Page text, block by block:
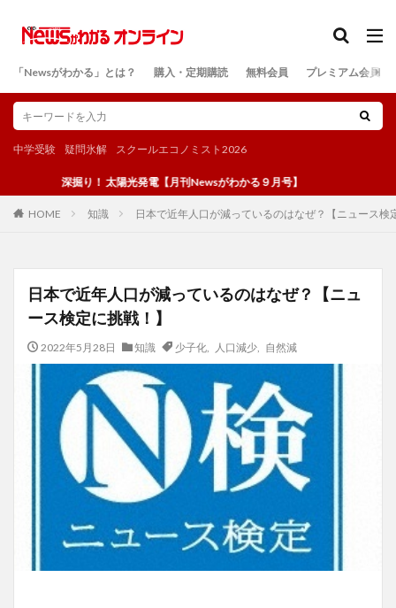
「Newsがわかる」とは？ 購入・定期購読 無料会員 プレミアム会員
中学受験 疑問氷解 スクールエコノミスト2026
深掘り！ 太陽光発電【月刊Newsがわかる９月号】
HOME 知識 日本で近年人口が減っているのはなぜ？【ニュース検
日本で近年人口が減っているのはなぜ？【ニュ
ース検定に挑戦！】
2022年5月28日 知識 少子化 人口減少, 自然減
検索